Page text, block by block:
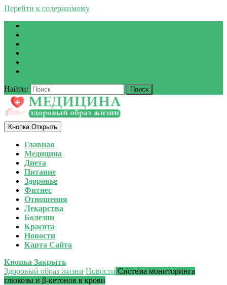
Перейти к содержимому
Найти:
Кнопка Открыть
Главная
Медицина
Диета
Питание
Здоровье
Фитнес
Отношения
Лекарства
Болезни
Красота
Новости
Карта Сайта
Кнопка Закрыть
Здоровый образ жизни Новости Система мониторинга
глюкозы и β-кетонов в крови